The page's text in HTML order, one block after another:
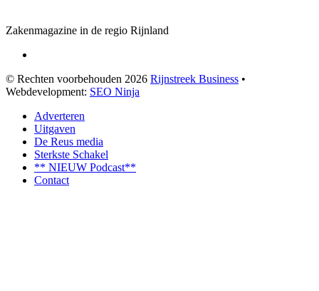
Zakenmagazine in de regio Rijnland
© Rechten voorbehouden 2026 Rijnstreek Business •
Webdevelopment: SEO Ninja
Adverteren
Uitgaven
De Reus media
Sterkste Schakel
** NIEUW Podcast**
Contact